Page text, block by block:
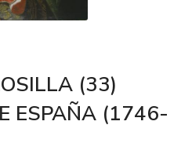
(33)
ESPAÑA (1746-